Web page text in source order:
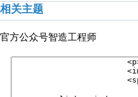
相关主题
官方公众号智造工程师